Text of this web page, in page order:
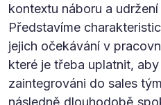
kontextu náboru a
Představíme
jejich očekávání v
které je třeba uplatnit,
zaintegrováni do sales
následně dlouhodobě